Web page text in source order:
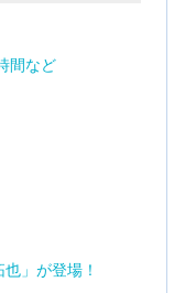
間など
」が登場！